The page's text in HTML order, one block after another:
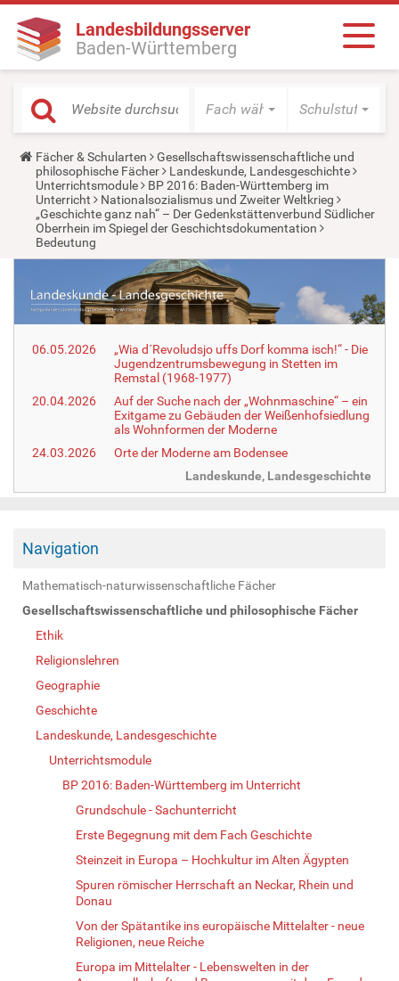
Landesbildungsserver
Baden-Württemberg
Fach wählen Schulstufe
Y
o
u
a
e
h
e
:
Fächer & Schularten
Gesellschaftswissenschaftliche und
philosophische Fächer
Landeskunde, Landesgeschichte
Unterrichtsmodule
BP 2016: Baden-Württemberg im
Unterricht
Nationalsozialismus und Zweiter Weltkrieg
„Geschichte ganz nah“ – Der Gedenkstättenverbund Südlicher
Oberrhein im Spiegel der Geschichtsdokumentation
Bedeutung
06.05.2026
„Wia d´Revoludsjo uffs Dorf komma isch!“ - Die
Jugendzentrumsbewegung in Stetten im
Remstal (1968-1977)
20.04.2026
Auf der Suche nach der „Wohnmaschine“ – ein
Exitgame zu Gebäuden der Weißenhofsiedlung
als Wohnformen der Moderne
24.03.2026
Orte der Moderne am Bodensee
Landeskunde, Landesgeschichte
Navigation
Mathematisch-naturwissenschaftliche Fächer
Gesellschaftswissenschaftliche und philosophische Fächer
Ethik
Religionslehren
Geographie
Geschichte
Landeskunde, Landesgeschichte
Unterrichtsmodule
BP 2016: Baden-Württemberg im Unterricht
Grundschule - Sachunterricht
Erste Begegnung mit dem Fach Geschichte
Steinzeit in Europa – Hochkultur im Alten Ägypten
Spuren römischer Herrschaft an Neckar, Rhein und
Donau
Von der Spätantike ins europäische Mittelalter - neue
Religionen, neue Reiche
Europa im Mittelalter - Lebenswelten in der